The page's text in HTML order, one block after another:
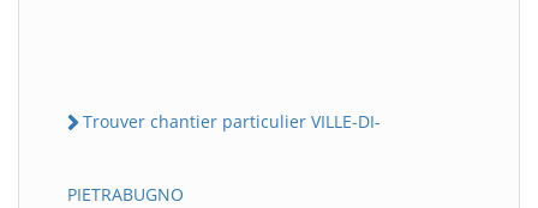
Trouver chantier particulier VILLE-DI-
PIETRABUGNO